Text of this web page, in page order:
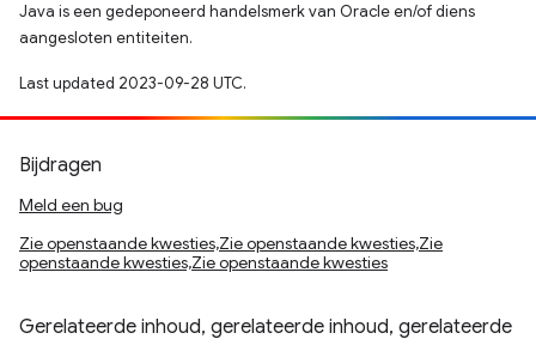
Java is een gedeponeerd handelsmerk van Oracle en/of diens
aangesloten entiteiten.
Last updated 2023-09-28 UTC.
Bijdragen
Meld een bug
Zie openstaande kwesties,Zie openstaande kwesties,Zie
openstaande kwesties,Zie openstaande kwesties
Gerelateerde inhoud, gerelateerde inhoud, gerelateerde